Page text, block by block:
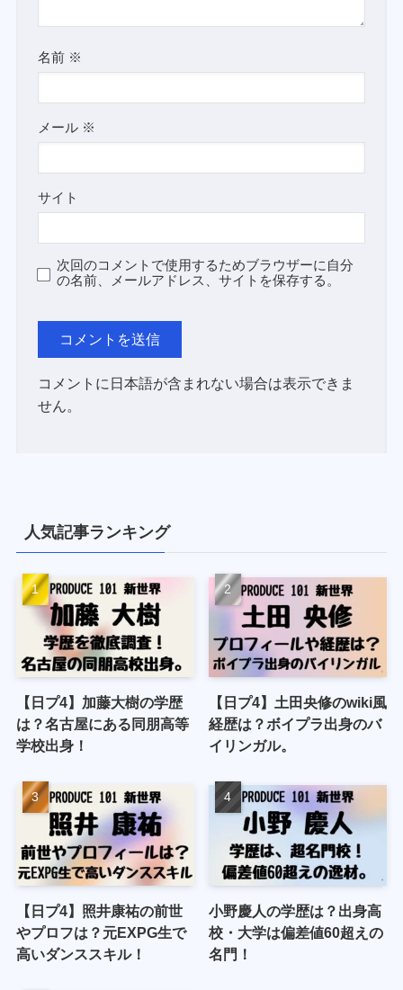
名前 ※
メール ※
サイト
次回のコメントで使用するためブラウザーに自分
の名前、メールアドレス、サイトを保存する。
コメントに日本語が含まれない場合は表示できま
せん。
人気記事ランキング
【日プ4】加藤大樹の学歴
は？名古屋にある同朋高等
学校出身！
【日プ4】土田央修のwiki風
経歴は？ボイプラ出身のバ
イリンガル。
【日プ4】照井康祐の前世
やプロフは？元EXPG生で
高いダンススキル！
小野慶人の学歴は？出身高
校・大学は偏差値60超えの
名門！